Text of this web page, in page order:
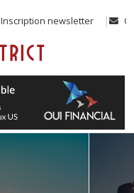
Inscription newsletter